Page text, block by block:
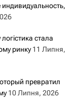
стала
ринку 11 Липня,
превратил
10 Липня, 2026